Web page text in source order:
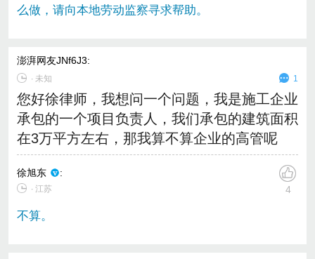
么做，请向本地劳动监察寻求帮助。
澎湃网友JNf6J3:
∙ 未知 1
您好徐律师，我想问一个问题，我是施工企业
承包的一个项目负责人，我们承包的建筑面积
在3万平方左右，那我算不算企业的高管呢
徐旭东 :
∙ 江苏 4
不算。